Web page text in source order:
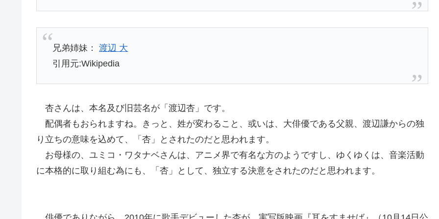
兄弟姉妹：渡辺 大
引用元:Wikipedia
杏さんは、本名及び旧芸名が「渡辺杏」です。
配偶者もおられますね。きっと、姓が変わること、或いは、 大俳優である父親、渡辺謙からの独
り立ちの意味を込めて、「杏」
とされたのだと思われます。
お母様の、ユミコ・ワタナベさんは、 アニメ界で有名な方のようですし、ゆくゆくは、 音楽活動
に本格的に取り組む為にも、「杏」として、 独立する決意をされたのだと思われます。